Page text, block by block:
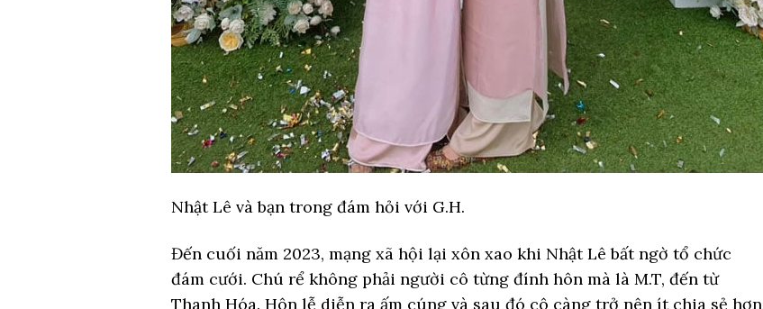
Nhật Lê và bạn trong đám hỏi với G.H.
Đến cuối năm 2023, mạng xã hội lại xôn xao khi Nhật Lê bất ngờ tổ chức
đám cưới. Chú rể không phải người cô từng đính hôn mà là M.T, đến từ
Thanh Hóa. Hôn lễ diễn ra ấm cúng và sau đó cô càng trở nên ít chia sẻ hơn